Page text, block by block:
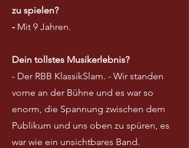
zu spielen?
- Mit 9 Jahren.
Dein tollstes Musikerlebnis?
- Der RBB KlassikSlam. - Wir standen
vorne an der Bühne und es war so
enorm, die Spannung zwischen dem
Publikum und uns oben zu spüren, es
war wie ein unsichtbares Band.